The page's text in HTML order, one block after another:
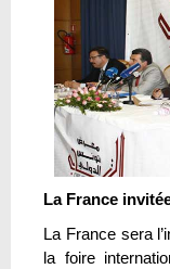
La France
La France sera
la foire